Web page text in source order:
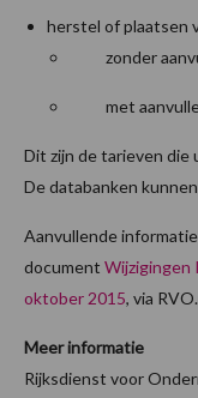
herstel of plaatsen
zonder
met
Dit zijn de tarieven die
De databanken
Aanvullende
document Wijzigingen
oktober 2015, via
Meer informatie
Rijksdienst voor